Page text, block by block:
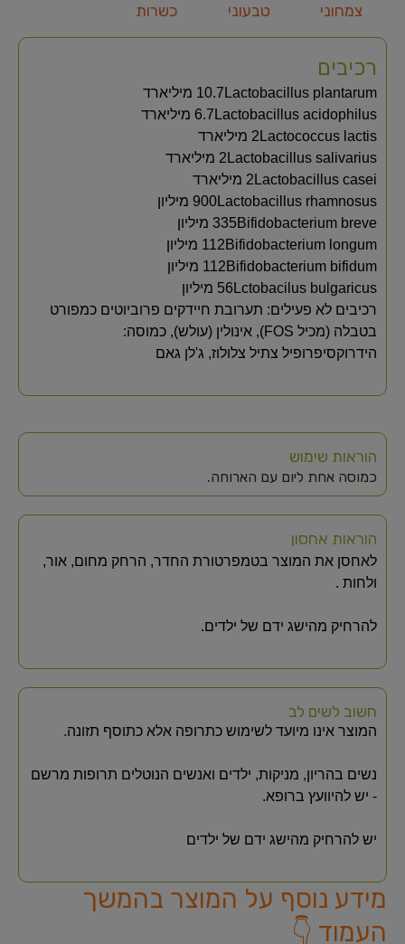
צמחוני טבעוני כשרות
רכיבים
Lactobacillus plantarum‏10.7 מיליארד
Lactobacillus acidophilus‏6.7 מיליארד
Lactococcus lactis‏2 מיליארד
Lactobacillus salivarius‏2 מיליארד
Lactobacillus casei‏2 מיליארד
Lactobacillus rhamnosus‏900 מיליון
Bifidobacterium breve‏335 מיליון
Bifidobacterium longum‏112 מיליון
Bifidobacterium bifidum‏112 מיליון
Lctobacilus bulgaricus‏56 מיליון
רכיבים לא פעילים: תערובת חיידקים פרוביוטים כמפורט
בטבלה (מכיל FOS), אינולין (עולש), כמוסה:
הידרוקסיפרופיל צתיל צלולוז, ג'לן גאם
הוראות שימוש
כמוסה אחת ליום עם הארוחה.
הוראות אחסון
לאחסן את המוצר בטמפרטורת החדר, הרחק מחום, אור,
ולחות .
להרחיק מהישג ידם של ילדים.
חשוב לשים לב
המוצר אינו מיועד לשימוש כתרופה אלא כתוסף תזונה.
נשים בהריון, מניקות, ילדים ואנשים הנוטלים תרופות מרשם
- יש להיוועץ ברופא.
יש להרחיק מהישג ידם של ילדים
מידע נוסף על המוצר בהמשך
העמוד 👇